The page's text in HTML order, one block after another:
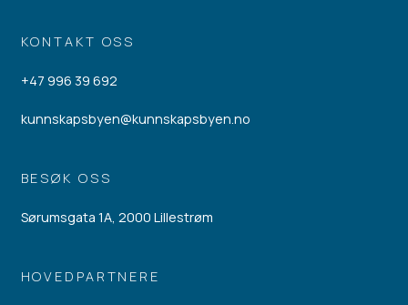
KONTAKT OSS
+47 996 39 692
kunnskapsbyen@kunnskapsbyen.no
BESØK OSS
Sørumsgata 1A, 2000 Lillestrøm
HOVEDPARTNERE